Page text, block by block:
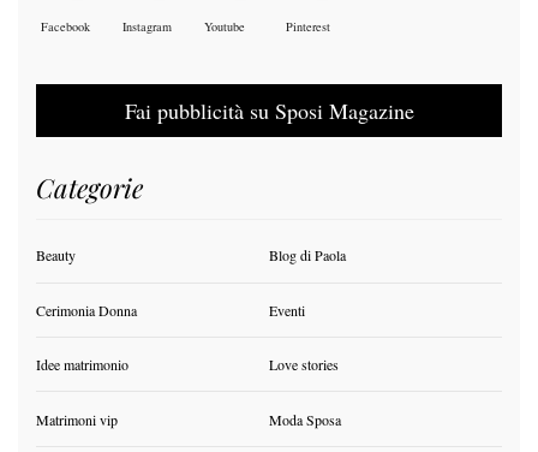
Facebook Instagram Youtube Pinterest
Fai pubblicità su Sposi Magazine
Categorie
Beauty Blog di Paola
Cerimonia Donna Eventi
Idee matrimonio Love stories
Matrimoni vip Moda Sposa